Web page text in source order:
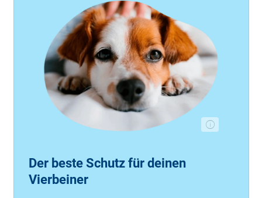
Der beste Schutz für deinen
Vierbeiner